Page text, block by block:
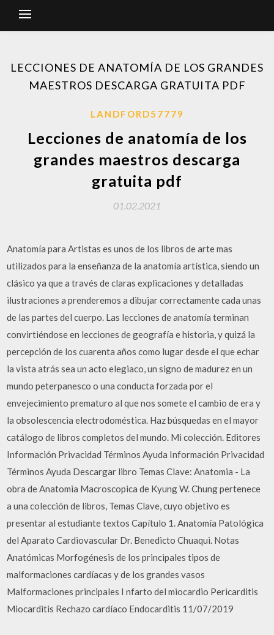
LECCIONES DE ANATOMÍA DE LOS GRANDES
MAESTROS DESCARGA GRATUITA PDF
LANDFORD57779
Lecciones de anatomía de los
grandes maestros descarga
gratuita pdf
01.02.2021
Anatomía para Artistas es unos de los libros de arte mas
utilizados para la enseñanza de la anatomía artística, siendo un
clásico ya que a través de claras explicaciones y detalladas
ilustraciones a prenderemos a dibujar correctamente cada unas
de las partes del cuerpo. Las lecciones de anatomía terminan
convirtiéndose en lecciones de geografía e historia, y quizá la
percepción de los cuarenta años como lugar desde el que echar
la vista atrás sea un acto elegiaco, un signo de madurez en un
mundo peterpanesco o una conducta forzada por el
envejecimiento prematuro al que nos somete el cambio de era y
la obsolescencia electrodoméstica. Haz búsquedas en el mayor
catálogo de libros completos del mundo. Mi colección. Editores
Información Privacidad Términos Ayuda Información Privacidad
Términos Ayuda Descargar libro Temas Clave: Anatomia - La
obra de Anatomia Macroscopica de Kyung W. Chung pertenece
a una colección de libros, Temas Clave, cuyo objetivo es
presentar al estudiante textos Capítulo 1. Anatomía Patológica
del Aparato Cardiovascular Dr. Benedicto Chuaqui. Notas
Anatómicas Morfogénesis de los principales tipos de
malformaciones cardíacas y de los grandes vasos
Malformaciones principales I nfarto del miocardio Pericarditis
Miocarditis Rechazo cardíaco Endocarditis 11/07/2019